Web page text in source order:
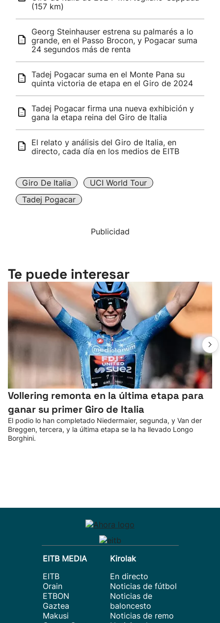
(157 km)
Georg Steinhauser estrena su palmarés a lo
grande, en el Passo Brocon, y Pogacar suma
24 segundos más de renta
Tadej Pogacar suma en el Monte Pana su
quinta victoria de etapa en el Giro de 2024
Tadej Pogacar firma una nueva exhibición y
gana la etapa reina del Giro de Italia
El relato y análisis del Giro de Italia, en
directo, cada día en los medios de EITB
Giro De Italia
UCI World Tour
Tadej Pogacar
Publicidad
Te puede interesar
Vollering remonta en la última etapa para
ganar su primer Giro de Italia
El podio lo han completado Niedermaier, segunda, y Van der
Breggen, tercera, y la última etapa se la ha llevado Longo
Borghini.
EITB MEDIA
EITB
Orain
ETBON
Gaztea
Makusi
Kirolak
En directo
Noticias de fútbol
Noticias de
baloncesto
Noticias de remo